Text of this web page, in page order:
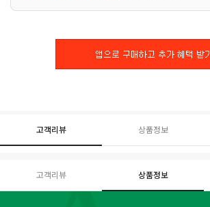
고객리뷰 상품정보
고객리뷰 상품정보